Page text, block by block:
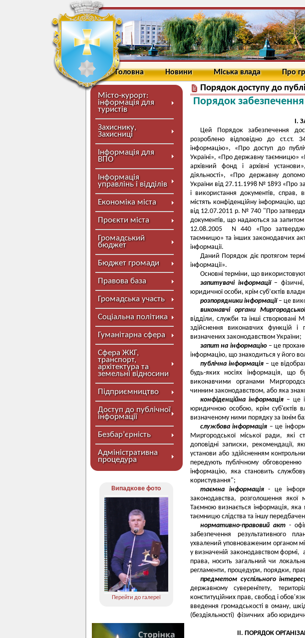
Головна Новини Міська влада Про
Місто-курорт:
інформація для
туристів
Захиснику,
Захисниці
Інформація для
ВПО
Інформація
управлінь і відділів
Економіка міста
Проєкти міста
Громадський
бюджет
Бюджет громади
Правова база
Громадська участь
Соціальна політика
Гуманітарна сфера
Сфера ЖКГ,
транспорт,
архітектура та
земельні відносини
Підприємництво
Доступ до публічної
інформації
Безбар’єрність
Адміністративна
процедура
Випадкове фото
Перейти до галереї
Порядок доступу до
Порядок
І.
Цей Порядок забезпечення
розроблено відповідно до ст.ст.
інформацію», «Про доступ до
Україні», «Про державну таємницю»
архівний фонд і архівні
діяльності», «Про державну
України від 27.11.1998 № 1893 «Про
і використання документів, справ,
містять конфіденційну інформацію,
від 12.07.2011 р. № 740 "Про
документів, що надаються за
12.08.2005 N 440 «Про
таємницю» та інших законодавчих
інформації.
Даний Порядок діє протягом
інформації».
Основні терміни, що
запитувачі інформації–
юридичної особи, крім суб’єктів
розпорядники інформації– це
виконавчі органи
відділи, служби та інші
здійснення виконавчих функцій
визначених законодавством України;
запит на інформацію– це
інформацію, що знаходиться у його
публічна інформація– це
будь-яких носіях інформація, що
виконавчими органами
чинним законодавством, або яка
конфіденційна інформація– це
юридичною особою, крім суб'єктів
визначеному ними порядку за їхнім
службова інформація – це
Миргородської міської ради, які
доповідні записки, рекомендації,
установи або здійсненням
передують публічному
інформацію, яка становить
користування";
таємна інформація- це
законодавства, розголошення
Таємною визнається інформація, яка
таємницю слідства та іншу
нормативно-правовий акт-
забезпечення результативного
ухвалений уповноваженим органом
у визначеній законодавством
права, носить загальний чи
регламенти, процедури, порядки,
предметом суспільного
державному суверенітету,
конституційних прав, свобод і
введення громадськості в оману,
(бездіяльності) фізичних або
ІІ. ПОРЯДОК